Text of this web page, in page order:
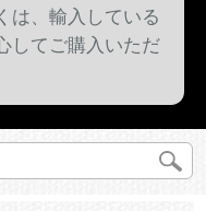
は、輸入している
してご購入いただ